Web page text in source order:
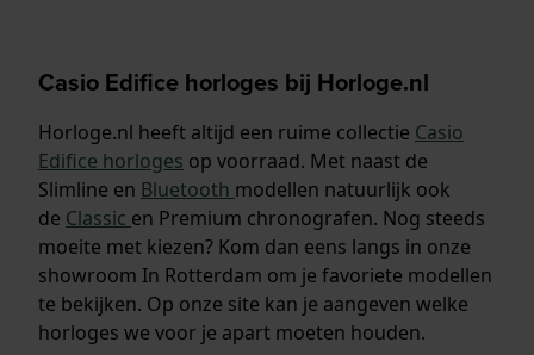
Casio Edifice horloges bij Horloge.nl
Horloge.nl heeft altijd een ruime collectie Casio
Edifice horloges op voorraad. Met naast de
Slimline en Bluetooth modellen natuurlijk ook
de Classic en Premium chronografen. Nog steeds
moeite met kiezen? Kom dan eens langs in onze
showroom In Rotterdam om je favoriete modellen
te bekijken. Op onze site kan je aangeven welke
horloges we voor je apart moeten houden.